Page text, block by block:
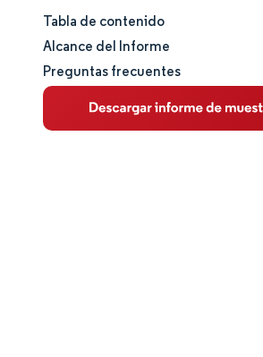
Tamaño y cuota de mercado
Análisis de mercado
Tendencias e ideas
Tabla de contenido
Alcance del Informe
Preguntas frecuentes